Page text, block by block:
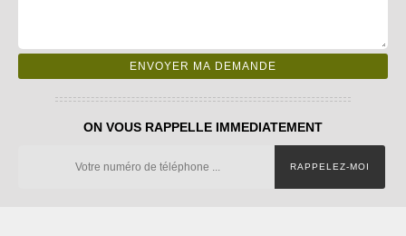
ON VOUS RAPPELLE IMMEDIATEMENT